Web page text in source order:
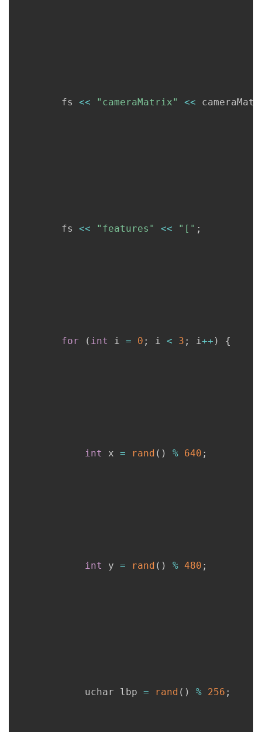
      	fs
<< "cameraMatrix" <<
      	fs
<< "features" << "[" ;
for ( int i = 0 ; i < 3 ; i++ ) {
int x = rand ( ) % 640 ;
int y = rand ( ) % 480 ;
      		uchar lbp
= rand ( ) % 256 ;